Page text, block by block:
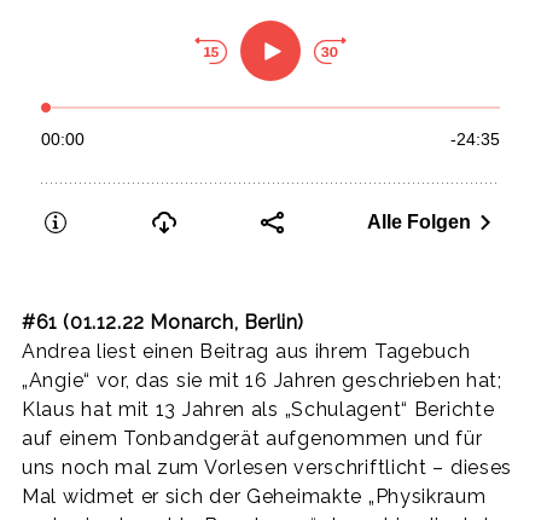
#61 (01.12.22 Monarch, Berlin)
Andrea liest einen Beitrag aus ihrem Tagebuch
„Angie“ vor, das sie mit 16 Jahren geschrieben hat;
Klaus hat mit 13 Jahren als „Schulagent“ Berichte
auf einem Tonbandgerät aufgenommen und für
uns noch mal zum Vorlesen verschriftlicht – dieses
Mal widmet er sich der Geheimakte „Physikraum